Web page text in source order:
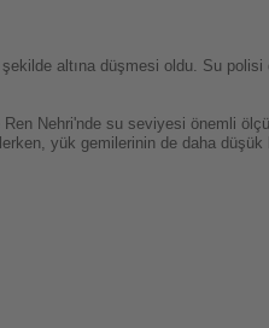
altına düşmesi oldu. Su polisi
Nehri'nde su seviyesi önemli
yük gemilerinin de daha